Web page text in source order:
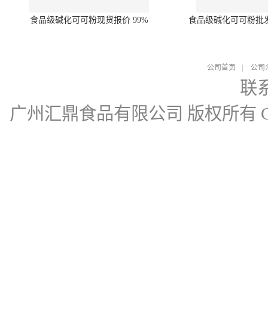
食品级碱化可可粉现货报价 99% 食品级碱化可可粉批
公司首页 公司
联
广州汇鼎食品有限公司 版权所有